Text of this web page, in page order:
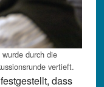
durch die
vertieft.
dass